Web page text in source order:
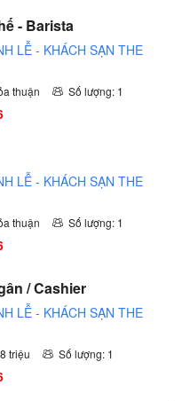
- Barista
LỄ - KHÁCH SẠN THE
thuận Số lượng: 1
LỄ - KHÁCH SẠN THE
thuận Số lượng: 1
/ Cashier
LỄ - KHÁCH SẠN THE
triệu Số lượng: 1